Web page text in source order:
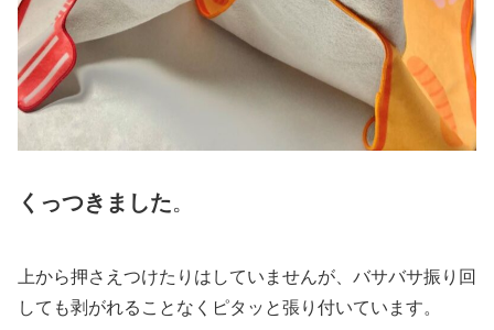
くっつきました。
上から押さえつけたりはしていませんが、バサバサ振り回
しても剥がれることなくピタッと張り付いています。